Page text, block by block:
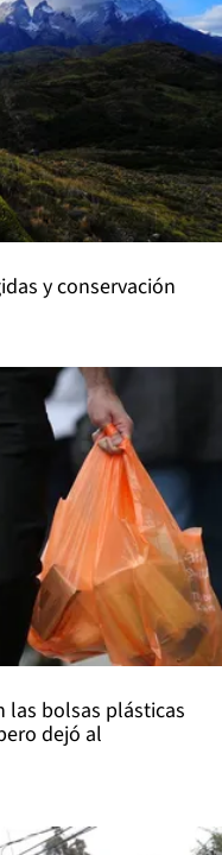
y conservación
las bolsas plásticas
dejó al